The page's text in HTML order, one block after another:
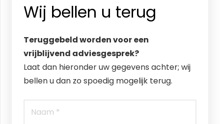
Wij bellen u terug
Teruggebeld worden voor een
vrijblijvend adviesgesprek?
Laat dan hieronder uw gegevens achter; wij
bellen u dan zo spoedig mogelijk terug.